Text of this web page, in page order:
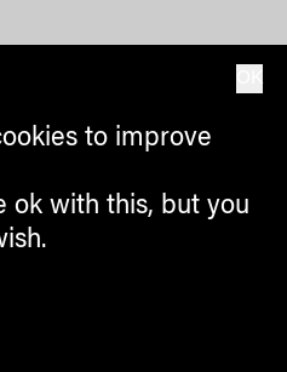
to improve
ok with this, but you